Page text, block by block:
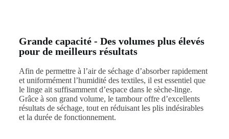
Grande capacité - Des volumes plus élevés
pour de meilleurs résultats
Afin de permettre à l’air de séchage d’absorber rapidement
et uniformément l’humidité des textiles, il est essentiel que
le linge ait suffisamment d’espace dans le sèche-linge.
Grâce à son grand volume, le tambour offre d’excellents
résultats de séchage, tout en réduisant les plis indésirables
et la durée de fonctionnement.